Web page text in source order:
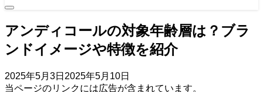
アンディコールの対象年齢層は？ブラ
ンドイメージや特徴を紹介
2025年5月3日 2025年5月10日
当ページのリンクには広告が含まれています。